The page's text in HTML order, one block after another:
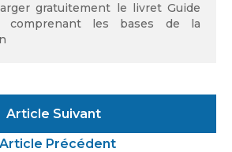
gratuitement le livret Guide
comprenant les bases de la
oublié
Article Précédent
Article Suivant